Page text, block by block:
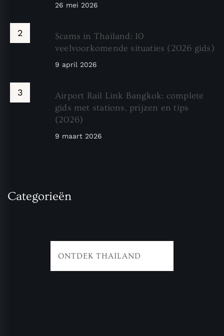
26 mei 2026
Scams in Thailand: 10
veelvoorkomende situaties (2026 gids)
9 april 2026
Airport Rail Link Bangkok: complete
gids met stations, prijzen en tips
(2026)
9 maart 2026
Categorieën
ONTDEK THAILAND